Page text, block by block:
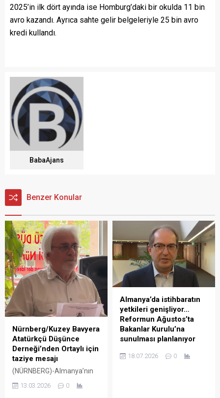
2025’in ilk dört ayında ise Homburg’daki bir okulda 11 bin
avro kazandı. Ayrıca sahte gelir belgeleriyle 25 bin avro
kredi kullandı.
BabaAjans
Benzer Konular
Nürnberg/Kuzey Bavyera
Atatürkçü Düşünce
Derneği’nden Ortaylı için
taziye mesajı
(NÜRNBERG)-Almanya’nın
gösteren Nürnberg/Kuzey
13.03.2026 0
Almanya’da istihbaratın
yetkileri genişliyor…
Reformun Ağustos’ta
Bakanlar Kurulu’na
sunulması planlanıyor
Baba Ajans (BERLİN) –
Almanya İçişleri Bakanı
18.07.2026 0